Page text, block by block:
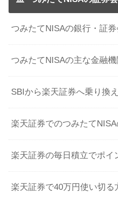
つみたてNISAの銀行・証
つみたてNISAの主な金融
SBIから楽天証券へ乗り換
楽天証券でのつみたて
楽天証券の毎日積立でポイ
楽天証券で40万円使い切る